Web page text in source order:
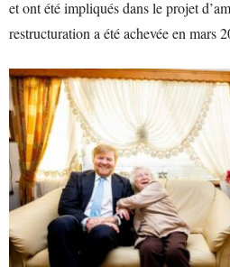
et ont été impliqués dans le projet
restructuration a été achevée en mars